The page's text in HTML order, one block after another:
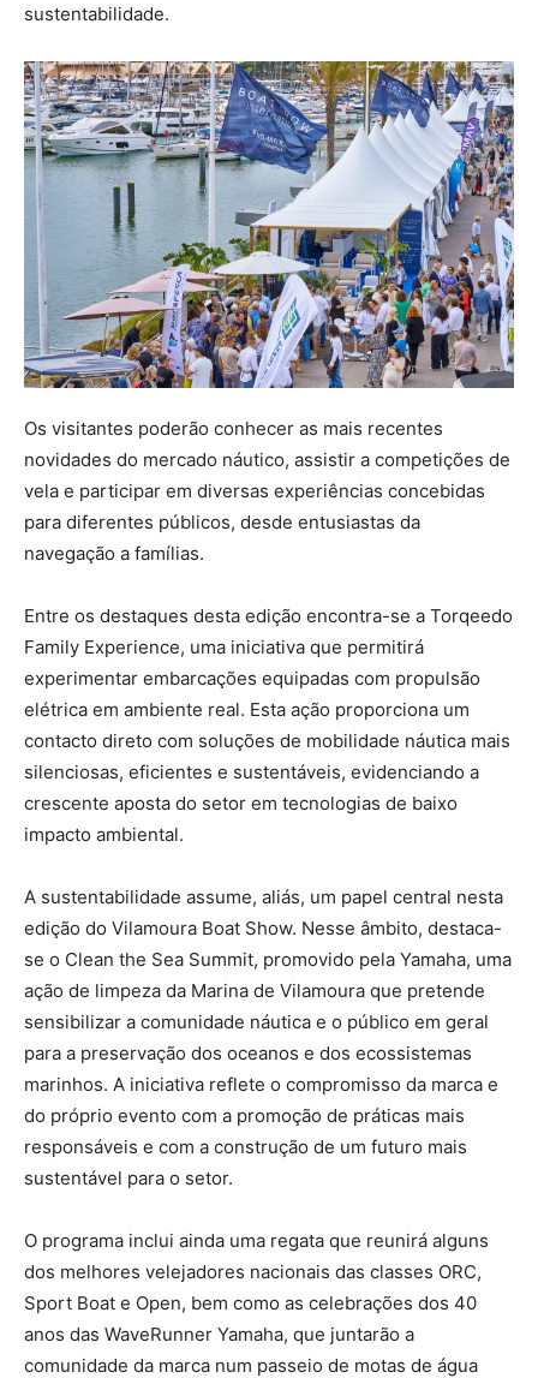
sustentabilidade.
Os visitantes poderão conhecer as mais recentes
novidades do mercado náutico, assistir a competições de
vela e participar em diversas experiências concebidas
para diferentes públicos, desde entusiastas da
navegação a famílias.
Entre os destaques desta edição encontra-se a Torqeedo
Family Experience, uma iniciativa que permitirá
experimentar embarcações equipadas com propulsão
elétrica em ambiente real. Esta ação proporciona um
contacto direto com soluções de mobilidade náutica mais
silenciosas, eficientes e sustentáveis, evidenciando a
crescente aposta do setor em tecnologias de baixo
impacto ambiental.
A sustentabilidade assume, aliás, um papel central nesta
edição do Vilamoura Boat Show. Nesse âmbito, destaca-
se o Clean the Sea Summit, promovido pela Yamaha, uma
ação de limpeza da Marina de Vilamoura que pretende
sensibilizar a comunidade náutica e o público em geral
para a preservação dos oceanos e dos ecossistemas
marinhos. A iniciativa reflete o compromisso da marca e
do próprio evento com a promoção de práticas mais
responsáveis e com a construção de um futuro mais
sustentável para o setor.
O programa inclui ainda uma regata que reunirá alguns
dos melhores velejadores nacionais das classes ORC,
Sport Boat e Open, bem como as celebrações dos 40
anos das WaveRunner Yamaha, que juntarão a
comunidade da marca num passeio de motas de água